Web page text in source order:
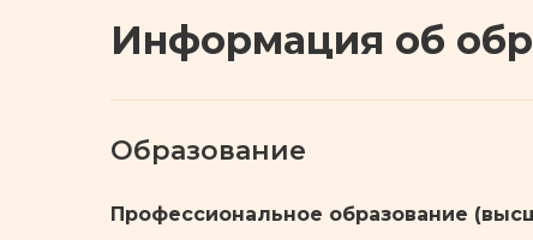
Информация об
Образование
Профессиональное образование